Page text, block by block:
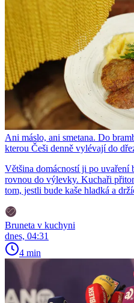
Ani máslo, ani smetana. Do
kterou Češi denně vylévají do
Většina domácností ji po uvaření
rovnou do výlevky. Kuchaři
tom, jestli bude kaše hladká a
Bruneta v kuchyni
dnes, 04:31
4 min